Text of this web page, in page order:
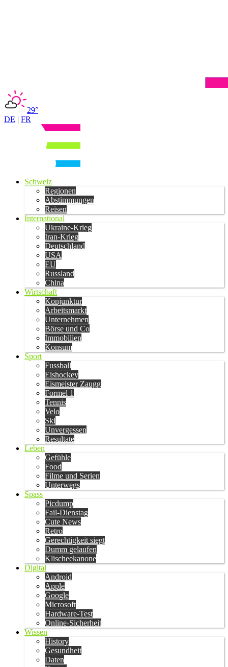
29°
DE | FR
Schweiz
Regionen
Abstimmungen
Reisen
International
Ukraine-Krieg
Iran-Krieg
Deutschland
USA
EU
Russland
China
Wirtschaft
Konjunktur
Arbeitsmarkt
Unternehmen
Börse und Co
Immobilien
Konsum
Sport
Fussball
Eishockey
Eismeister Zaugg
Formel 1
Tennis
Velo
Ski
Unvergessen
Resultate
Leben
Gefühle
Food
Filme und Serien
Unterwegs
Spass
Picdump
Fail-Dienstag
Cute News
Retro
Gerechtigkeit siegt
Dumm gelaufen
Klischeekanone
Digital
Android
Apple
Google
Microsoft
Hardware-Test
Online-Sicherheit
Wissen
History
Gesundheit
Daten